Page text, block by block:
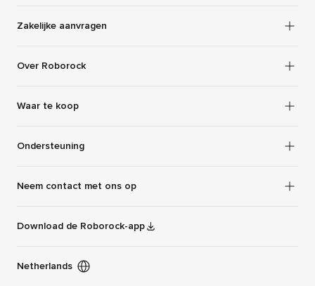
Zakelijke aanvragen
Over Roborock
Waar te koop
Ondersteuning
Neem contact met ons op
Download de Roborock-app
Netherlands